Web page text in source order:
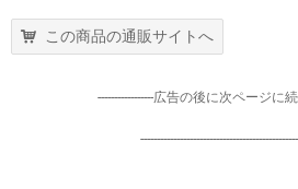
この商品の通販サイトへ
-----------------広告の後に次ページに続